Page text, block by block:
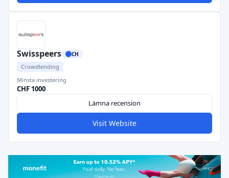
Swisspeers CH
Crowdlending
Minsta investering
CHF 1000
Lämna recension
Visit Website